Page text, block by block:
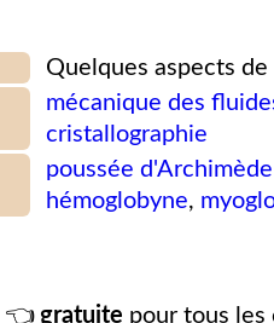
Quelques aspects
mécanique des
cristallographie
poussée d'Archimède
hémoglobyne,
👈 gratuite pour tous les